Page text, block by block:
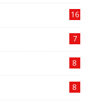
16
7
8
8